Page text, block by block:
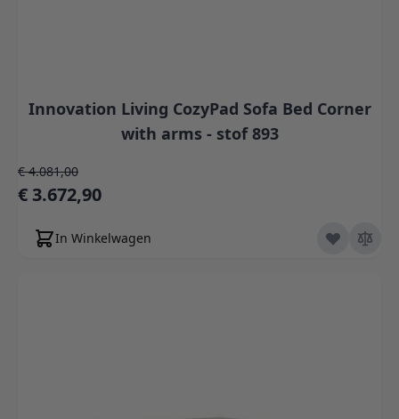
Innovation Living CozyPad Sofa Bed Corner
with arms - stof 893
Speciale prijs
€ 3.672,90
Normale prijs
€ 4.081,00
In Winkelwagen